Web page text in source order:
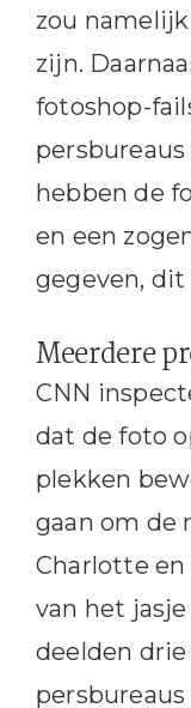
zou
zijn.
fotoshop-
persbureaus
hebben de
en een
gegeven, dit
Meerdere
CNN
dat de foto
plekken
gaan om de
Charlotte
van het jasje
deelden